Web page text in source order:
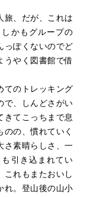
旅、だが、これは
かもグループの
っぽくないのでど
うやく図書館で借
てのトレッキング
で、しんどさがい
きてこっちまで息
の、慣れていく
さ素晴らしさ、一
引き込まれてい
これもまたおいし
れ。登山後の山小